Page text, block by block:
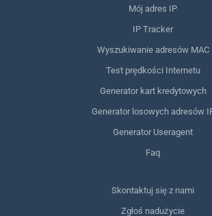
Mój adres IP
IP Tracker
Wyszukiwanie adresów MAC
Test prędkości Internetu
Generator kart kredytowych
Generator losowych adresów
Generator Useragent
Faq
Skontaktuj się z nami
Zgłoś nadużycie